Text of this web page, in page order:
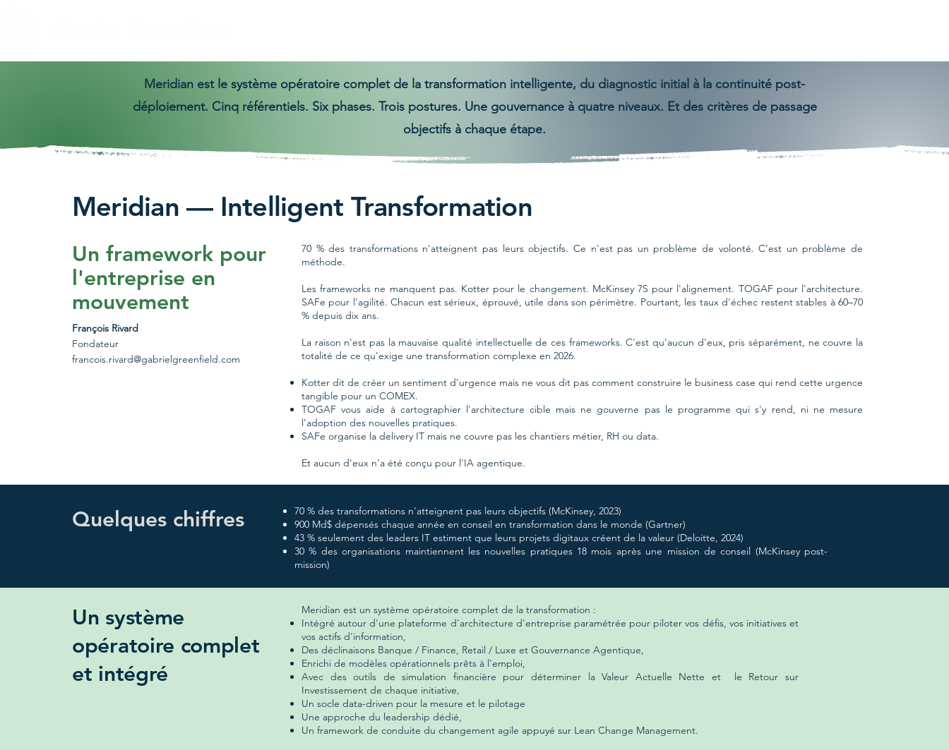
Meridian est le système opératoire complet de la transformation intelligente, du diagnostic initial à la continuité post-
déploiement. Cinq référentiels. Six phases. Trois postures. Une gouvernance à quatre niveaux. Et des critères de passage
objectifs à chaque étape.
Meridian — Intelligent Transformation
Un framework pour
l'entreprise en
mouvement
François Rivard
Fondateur
francois.rivard@gabrielgreenfield.com
70 % des transformations n'atteignent pas leurs objectifs. Ce n'est pas un problème de volonté. C'est un problème de
méthode.
Les frameworks ne manquent pas. Kotter pour le changement. McKinsey 7S pour l'alignement. TOGAF pour l'architecture.
SAFe pour l'agilité. Chacun est sérieux, éprouvé, utile dans son périmètre. Pourtant, les taux d'échec restent stables à 60–70
% depuis dix ans.
La raison n'est pas la mauvaise qualité intellectuelle de ces frameworks. C'est qu'aucun d'eux, pris séparément, ne couvre la
totalité de ce qu'exige une transformation complexe en 2026.
Kotter dit de créer un sentiment d'urgence mais ne vous dit pas comment construire le business case qui rend cette urgence
tangible pour un COMEX.
TOGAF vous aide à cartographier l'architecture cible mais ne gouverne pas le programme qui s'y rend, ni ne mesure
l'adoption des nouvelles pratiques.
SAFe organise la delivery IT mais ne couvre pas les chantiers métier, RH ou data.
Et aucun d'eux n'a été conçu pour l'IA agentique.
Quelques chiffres
70 % des transformations n'atteignent pas leurs objectifs (McKinsey, 2023)
900 Md$ dépensés chaque année en conseil en transformation dans le monde (Gartner)
43 % seulement des leaders IT estiment que leurs projets digitaux créent de la valeur (Deloitte, 2024)
30 % des organisations maintiennent les nouvelles pratiques 18 mois après une mission de conseil (McKinsey post-
mission)
Un système
opératoire complet
et intégré
Meridian est un système opératoire complet de la transformation :
Intégré autour d'une plateforme d'architecture d'entreprise paramétrée pour piloter vos défis, vos initiatives et
vos actifs d'information,
Des déclinaisons Banque / Finance, Retail / Luxe et Gouvernance Agentique,
Enrichi de modèles opérationnels prêts à l'emploi,
Avec des outils de simulation financière pour déterminer la Valeur Actuelle Nette et le Retour sur
Investissement de chaque initiative,
Un socle data-driven pour la mesure et le pilotage
​Une approche du leadership dédié,
Un framework de conduite du changement agile appuyé sur Lean Change Management.